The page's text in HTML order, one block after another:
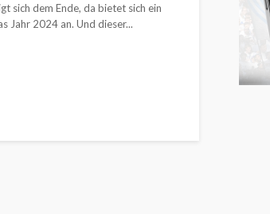
sich dem Ende, da bietet sich ein
Jahr 2024 an. Und dieser...